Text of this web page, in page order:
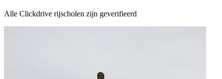
Alle Clickdrive rijscholen zijn geverifieerd